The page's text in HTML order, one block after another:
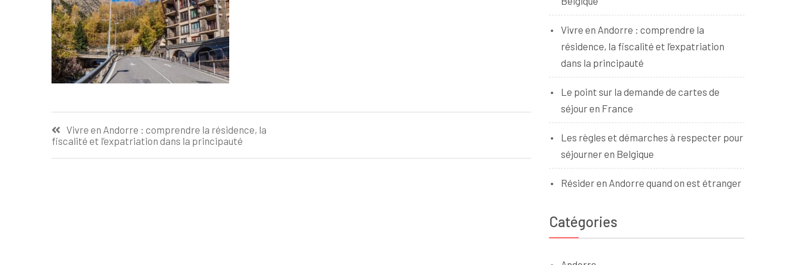
Navigation
de
Vivre en Andorre : comprendre la résidence, la
fiscalité et l’expatriation dans la principauté
Vivre en Andorre : comprendre la
résidence, la fiscalité et l’expatriation
dans la principauté
Le point sur la demande de cartes de
séjour en France
Les règles et démarches à respecter pour
séjourner en Belgique
Résider en Andorre quand on est étranger
Catégories